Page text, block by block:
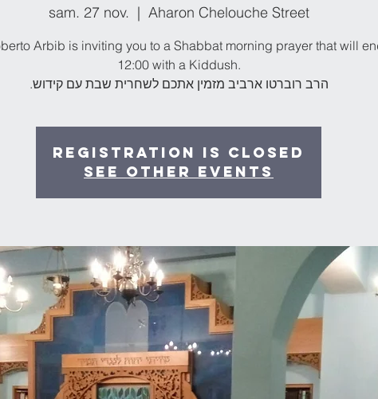
sam. 27 nov.
  |
Aharon Chelouche Street
Arbib is inviting you to a Shabbat morning prayer that will
12:00 with a Kiddush.
.הרב רוברטו ארביב מזמין אתכם לשחרית שבת עם קידוש
Registration is Closed
See other events